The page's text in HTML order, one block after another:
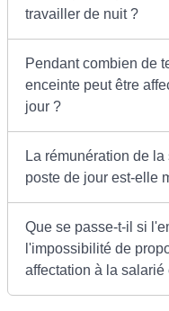
travailler de nuit ?
Pendant combien de
enceinte peut être
jour ?
La rémunération de
poste de jour est-elle
Que se passe-t-il si
l'impossibilité de
affectation à la salarié